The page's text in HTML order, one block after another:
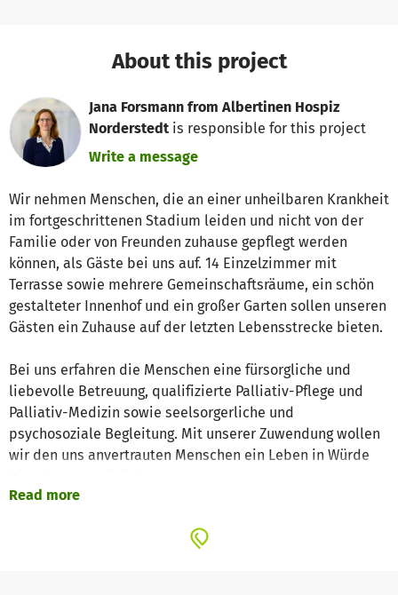
About this project
Jana Forsmann from Albertinen Hospiz
Norderstedt is responsible for this project
Write a message
Wir nehmen Menschen, die an einer unheilbaren Krankheit
im fortgeschrittenen Stadium leiden und nicht von der
Familie oder von Freunden zuhause gepflegt werden
können, als Gäste bei uns auf. 14 Einzelzimmer mit
Terrasse sowie mehrere Gemeinschaftsräume, ein schön
gestalteter Innenhof und ein großer Garten sollen unseren
Gästen ein Zuhause auf der letzten Lebensstrecke bieten.
Bei uns erfahren die Menschen eine fürsorgliche und
liebevolle Betreuung, qualifizierte Palliativ-Pflege und
Palliativ-Medizin sowie seelsorgerliche und
psychosoziale Begleitung. Mit unserer Zuwendung wollen
wir den uns anvertrauten Menschen ein Leben in Würde
ihrer Herkunft, ihrer Kultur oder Religion.
Read more